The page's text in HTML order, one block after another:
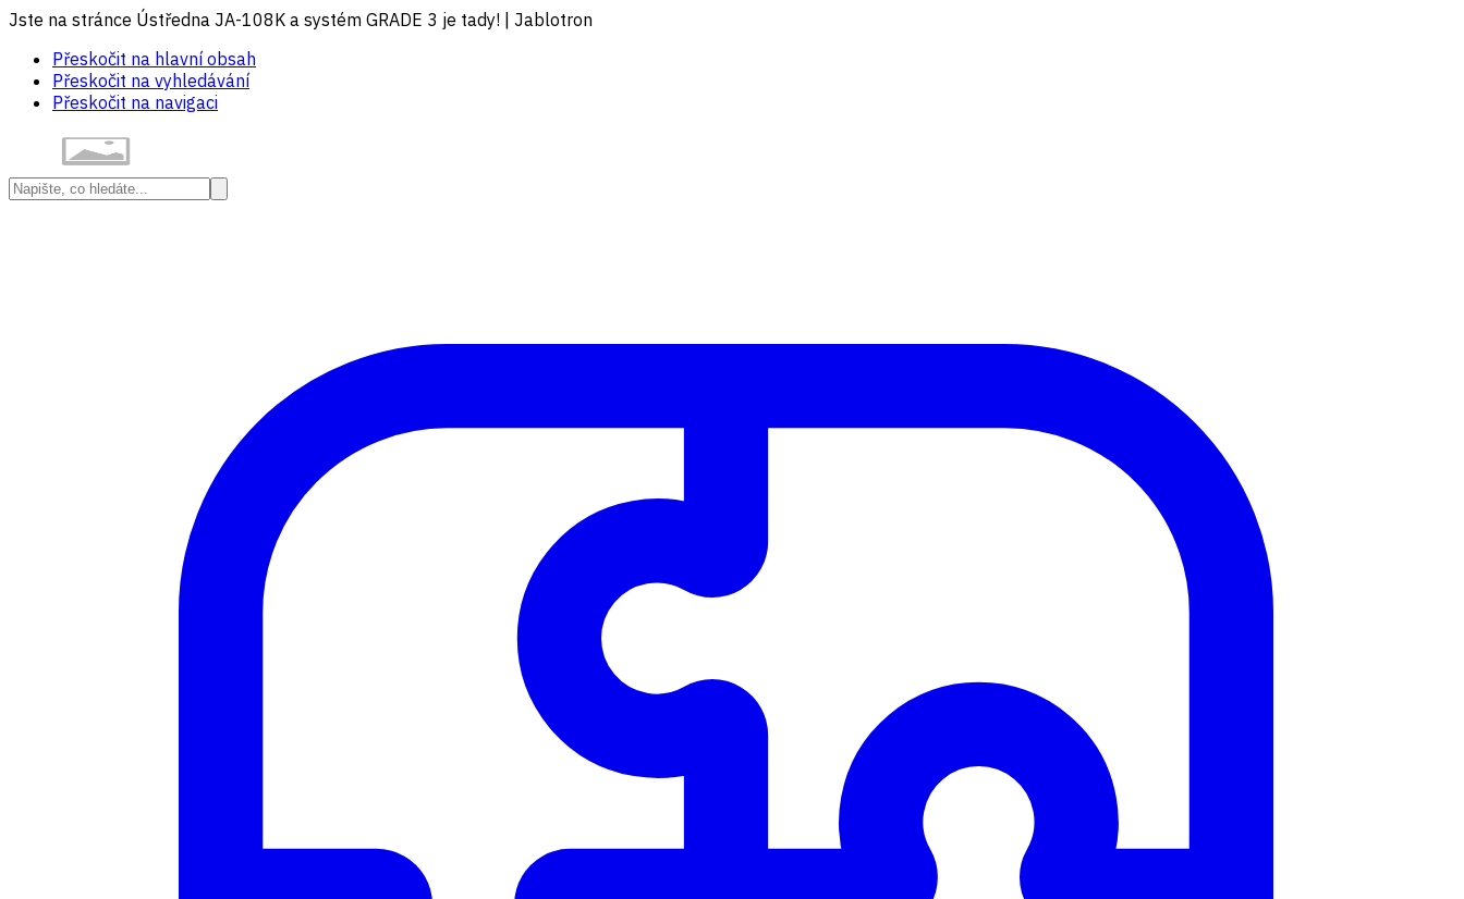
Jste na stránce Ústředna JA-108K a systém GRADE 3 je tady! | Jablotron
Přeskočit na hlavní obsah
Přeskočit na vyhledávání
Přeskočit na navigaci